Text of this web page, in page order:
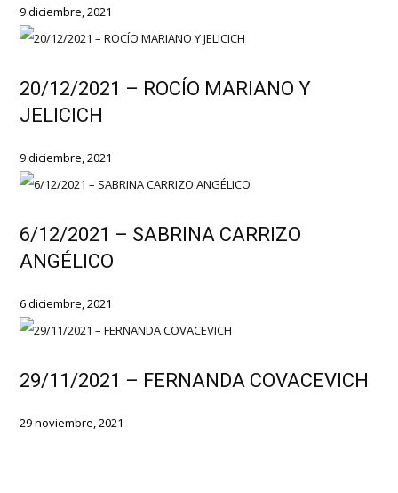
9 diciembre, 2021
20/12/2021 – ROCÍO MARIANO Y
JELICICH
9 diciembre, 2021
6/12/2021 – SABRINA CARRIZO
ANGÉLICO
6 diciembre, 2021
29/11/2021 – FERNANDA COVACEVICH
29 noviembre, 2021